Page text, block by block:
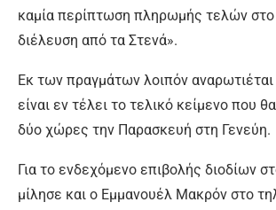
καμία περίπτωση πληρωμής τελών στο
διέλευση από τα Στενά».
Εκ των πραγμάτων λοιπόν αναρωτιέται
είναι εν τέλει το τελικό κείμενο που
δύο χώρες την Παρασκευή στη Γενεύη.
Για το ενδεχόμενο επιβολής διοδίων
μίλησε και ο Εμμανουέλ Μακρόν στο